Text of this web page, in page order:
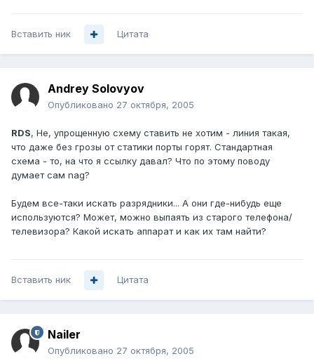
Вставить ник Цитата
Andrey Solovyov
Опубликовано 27 октября, 2005
RDS, Не, упрощенную схему ставить не хотим - линия такая,
что даже без грозы от статики порты горят. Стандартная
схема - то, на что я ссылку давал? Что по этому поводу
думает сам nag?
Будем все-таки искать разрядники... А они где-нибудь еще
используются? Может, можно выпаять из старого телефона/
телевизора? Какой искать аппарат и как их там найти?
Вставить ник Цитата
Nailer
Опубликовано 27 октября, 2005